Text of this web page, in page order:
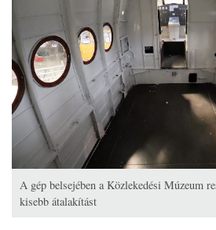
A gép belsejében a Közlekedési Múzeum
kisebb átalakítást